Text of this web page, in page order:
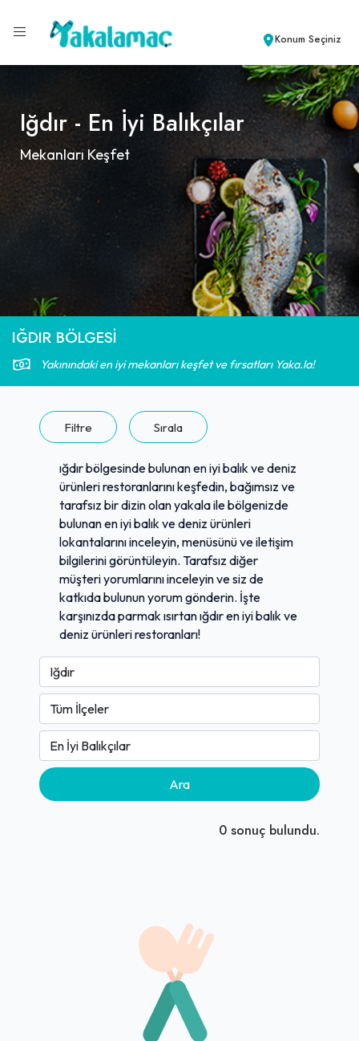
Konum Seçiniz
Iğdır - En İyi Balıkçılar
Mekanları Keşfet
IĞDIR BÖLGESI
Yakınındaki en iyi mekanları keşfet ve fırsatları Yaka.la!
Filtre Sırala
ığdır bölgesinde bulunan en iyi balık ve deniz
ürünleri restoranlarını keşfedin, bağımsız ve
tarafsız bir dizin olan yakala ile bölgenizde
bulunan en iyi balık ve deniz ürünleri
lokantalarını inceleyin, menüsünü ve iletişim
bilgilerini görüntüleyin. Tarafsız diğer
müşteri yorumlarını inceleyin ve siz de
katkıda bulunun yorum gönderin. İşte
karşınızda parmak ısırtan ığdır en iyi balık ve
deniz ürünleri restoranları!
Ara
0 sonuç bulundu.